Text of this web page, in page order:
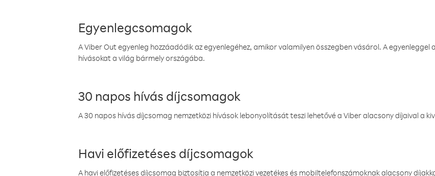
Egyenlegcsomagok
A Viber Out egyenleg hozzáadódik az egyenlegéhez, amikor valamilyen összegben vásárol. A
hívásokat a világ bármely országába.
30 napos hívás díjcsomagok
A 30 napos hívás díjcsomag nemzetközi hívások lebonyolítását teszi lehetővé a Viber alacsony díjaival a
Havi előfizetéses díjcsomagok
A havi előfizetéses díjcsomag biztosítja a nemzetközi vezetékes és mobiltelefonszámoknak alacsony